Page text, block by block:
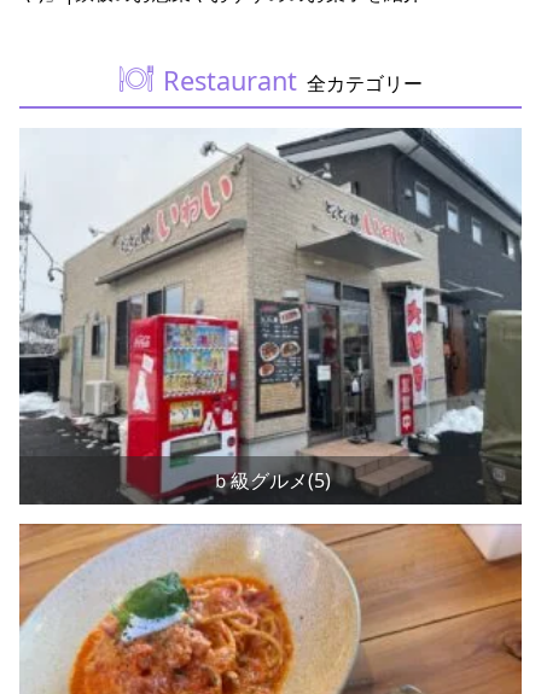
Restaurant 全カテゴリー
ｂ級グルメ(5)